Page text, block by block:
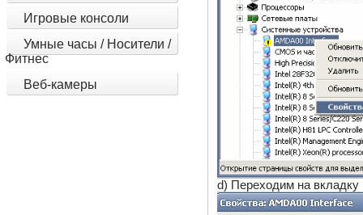
Игровые консоли
Умные часы / Носители /
Фитнес
Веб-камеры
d) Переходим на вкладку